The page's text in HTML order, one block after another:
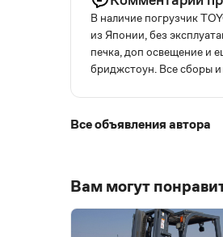
В наличие погрузчик
из Японии, без
печка, доп освещение и
бриджстоун. Все сборы
Все объявления автора
Вам могут